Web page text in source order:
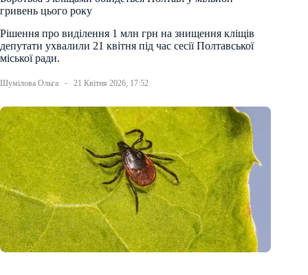
гривень цього року
Рішення про виділення 1 млн грн на знищення кліщів
депутати ухвалили 21 квітня під час сесії Полтавської
міської ради.
Шумілова Ольга 21 Квітня 2026, 17:52